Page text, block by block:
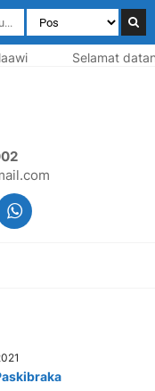
Selamat